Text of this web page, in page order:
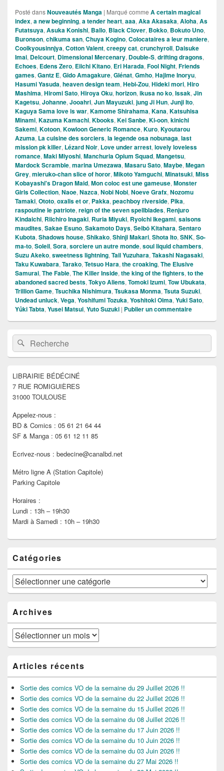
Posté dansNouveautés Manga | Marqué comme A certain magical
index, a new beginning, a tender heart, aaa, Aka Akasaka, Aloha, As
Futatsuya, Asuka Konishi, Ballo, Black Clover, Bokko, Bokuto Uno,
Buronson, chikuma san, Chuya Kogino, Colocataires a leur maniere,
Coolkyousinnjya, Cotton Valent, creepy cat, crunchyroll, Daisuke
Imai, Delcourt, Dimensional Mercenary, Double-S, drifting dragons,
Echoes, Edens Zero, Eiichi Kitano, Eri Harada, Fool Night, Friends
games, Gantz E, Gido Amagakure, Glénat, Gmho, Hajime Inoryu,
Hasumi Yasuda, heaven design team, Hebi-Zou, Hideki mori, Hiro
Mashima, Hiromi Sato, Hiroya Oku, horizon, ikusa no ko, Issak, Jin
Kagetsu, Johanne, Jooahri, Jun Mayuzuki, jung Ji Hun, Junji Ito,
Kaguya Sama love is war, Kamome Shirahama, Kana, Katsuhisa
Minami, Kazuma Kamachi, Kbooks, Kei Sanbe, Ki-oon, kinichi
Sakemi, Kotoon, Kowloon Generic Romance, Kuro, Kyoutarou
Azuma, La cuisine des sorciers, la legende osa nobunaga, last
mission pk killer, Lézard Noir, Love under arrest, lovely loveless
romance, Maki Miyoshi, Manchuria Opium Squad, Mangetsu,
Mardock Scramble, marina Umezawa, Masaru Sato, Maybe, Megan
Grey, mieruko-chan slice of horor, Mikoto Yamguchi, Minatsuki, Miss
Kobayashi's Dragon Maid, Mon coloc est une gameuse, Monster
Girls Collection, Naoe, Nazca, Nobi Nobi, Noeve Grafx, Nozomu
Tamaki, Ototo, oxalis et or, Pakka, peachboy riverside, Pika,
raspoutine le patriote, reign of the seven spellblades, Renjuro
Kindaichi, Riichiro Inagaki, Ruria Miyuki, Ryoichi Ikegami, saisons
maudites, Sakae Esuno, Sakamoto Days, Seibô Kitahara, Sentaro
Kubota, Shadows house, Shikako, Shinji Makari, Shota Ito, SNK, So-
ma-to, Soleil, Sora, sorciere un autre monde, soul liquid chambers,
Suzu Akeko, sweetness lightning, Tail Yuzuhara, Takashi Nagasaki,
Taku Kuwabara, Tarako, Tetsuo Hara, the croaking, The Elusive
Samurai, The Fable, The Killer Inside, the king of the fighters, to the
abandoned sacred bests, Tokyo Aliens, Tomoki Izumi, Tow Ubukata,
Trillion Game, Tsuchika Nishimura, Tsukasa Monma, Tsuta Suzuki,
Undead unluck, Vega, Yoshifumi Tozuka, Yoshitoki Oima, Yuki Sato,
Yûki Tabta, Yusei Matsui, Yuto Suzuki | Publier un commentaire
Zone
principale
de
widget
barre
latérale
Recherche :Rechercher
LIBRAIRIE BÉDÉCINÉ
7 RUE ROMIGUIÈRES
31000 TOULOUSE
Appelez-nous :
BD & Comics : 05 61 21 64 44
SF & Manga : 05 61 12 11 85
Ecrivez-nous : bedecine@canalbd.net
Métro ligne A (Station Capitole)
Parking Capitole
Horaires :
Lundi : 13h – 19h30
Mardi à Samedi : 10h – 19h30
Catégories
Catégories
Archives
Archives
Articles récents
Sortie des comics VO de la semaine du 29 Juillet 2026 !!
Sortie des comics VO de la semaine du 22 Juillet 2026 !!
Sortie des comics VO de la semaine du 15 Juillet 2026 !!
Sortie des comics VO de la semaine du 08 Juillet 2026 !!
Sortie des comics VO de la semaine du 17 Juin 2026 !!
Sortie des comics VO de la semaine du 10 Juin 2026 !!
Sortie des comics VO de la semaine du 03 Juin 2026 !!
Sortie des comics VO de la semaine du 27 Mai 2026 !!